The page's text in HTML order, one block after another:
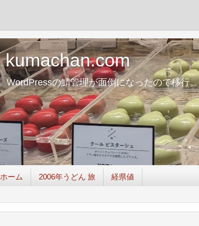
kumachan.com
WordPressの鯖管理が面倒になったので移行
ホーム 2006年うどん 旅 経県値